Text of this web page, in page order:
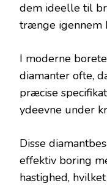
dem ideelle til
trænge igennem
I moderne
diamanter ofte,
præcise
ydeevne under
Disse
effektiv boring
hastighed,